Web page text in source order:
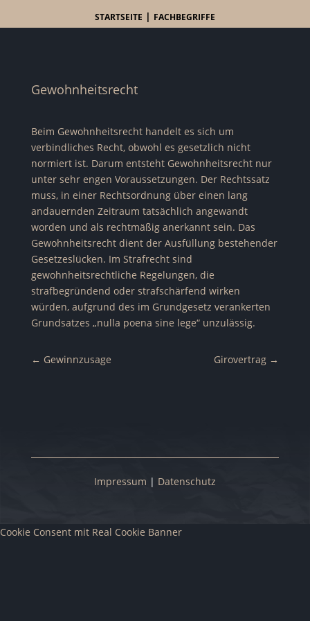
STARTSEITE | FACHBEGRIFFE
Gewohnheitsrecht
Beim Gewohnheitsrecht handelt es sich um
verbindliches Recht, obwohl es gesetzlich nicht
normiert ist. Darum entsteht Gewohnheitsrecht nur
unter sehr engen Voraussetzungen. Der Rechtssatz
muss, in einer Rechtsordnung über einen lang
andauernden Zeitraum tatsächlich angewandt
worden und als rechtmäßig anerkannt sein. Das
Gewohnheitsrecht dient der Ausfüllung bestehender
Gesetzeslücken. Im Strafrechtsind
gewohnheitsrechtliche Regelungen, die
strafbegründend oder strafschärfend wirken
würden, aufgrund des im Grundgesetz verankerten
Grundsatzes „nulla poena sine lege“ unzulässig.
← Gewinnzusage Girovertrag →
Impressum | Datenschutz
Cookie Consent mit Real Cookie Banner